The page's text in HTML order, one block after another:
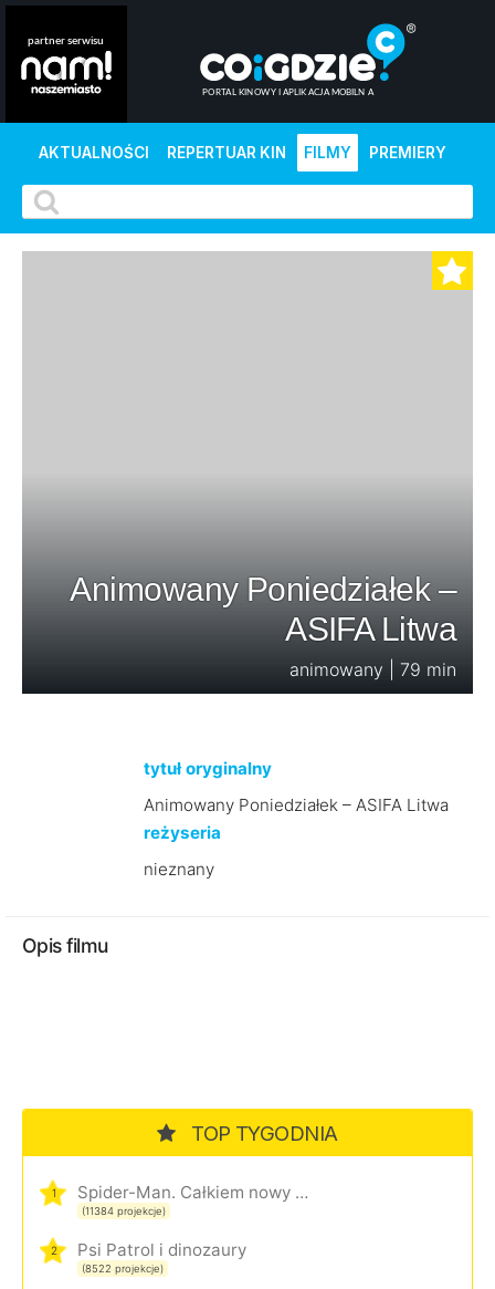
AKTUALNOŚCI REPERTUAR KIN FILMY PREMIERY
Animowany Poniedziałek –
ASIFA Litwa
animowany | 79 min
tytuł oryginalny
Animowany Poniedziałek – ASIFA Litwa
reżyseria
nieznany
Opis filmu
TOP TYGODNIA
1 Spider-Man. Całkiem nowy dzień
(11384 projekcje)
2 Psi Patrol i dinozaury
(8522 projekcje)